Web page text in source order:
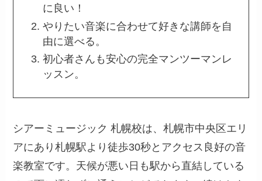
に良い！
やりたい音楽に合わせて好きな講師を自
由に選べる。
初心者さんも安心の完全マンツーマンレ
ッスン。
シアーミュージック 札幌校は、札幌市中央区エリ
アにあり札幌駅より徒歩30秒とアクセス良好の音
楽教室です。天候が悪い日も駅から直結している